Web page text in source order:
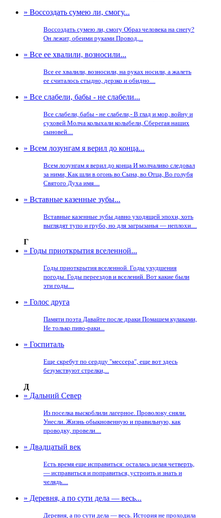
» Воссоздать сумею ли, смогу...
Воссоздать сумею ли, смогу Образ человека на снегу?
Он лежит, обеими руками Провод,...
» Все ее хвалили, возносили...
Все ее хвалили, возносили, на руках носили, а жалеть
ее считалось стыдно, дерзко и обидно....
» Все слабели, бабы - не слабели...
Все слабели, бабы - не слабели,- В глад и мор, войну и
суховей Молча колыхали колыбели, Сберегая наших
сыновей....
» Всем лозунгам я верил до конца...
Всем лозунгам я верил до конца И молчаливо следовал
за ними, Как шли в огонь во Сына, во Отца, Во голубя
Святого Духа имя....
» Вставные казенные зубы...
Вставные казенные зубы давно уходящей эпохи, хоть
выглядят тупо и грубо, но для загрызанья — неплохи....
Г
» Годы приоткрытия вселенной...
Годы приоткрытия вселенной. Годы ухудшения
погоды. Годы переездов и вселений. Вот какие были
эти годы....
» Голос друга
Памяти поэта Давайте после драки Помашем кулаками,
Не только пиво-раки...
» Госпиталь
Еще скребут по сердцу "мессера", еще вот здесь
безумствуют стрелки,...
Д
» Дальний Север
Из поселка выскоблили лагерное. Проволоку сняли.
Унесли. Жизнь обыкновенную и правильную, как
проводку, провели....
» Двадцатый век
Есть время еще исправиться: осталась целая четверть,
— исправиться и поправиться, устроить и знать и
челядь....
» Деревня, а по сути дела — весь...
Деревня, а по сути дела — весь. История не проходила